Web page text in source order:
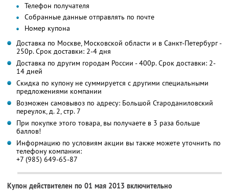
Телефон получателя
Собранные данные отправлять по почте
Номер купона
Доставка по Москве, Московской области и в Санкт-Петербург -
250р. Срок доставки: 2-4 дня
Доставка по другим городам России - 400р. Срок доставки: 2-
14 дней
Скидка по купону не суммируется с другими специальными
предложениями компании
Возможен самовывоз по адресу: Большой Староданиловский
переулок, д. 2, стр. 7
При покупке этого товара, вы получаете в 3 раза больше
баллов!
Информацию по условиям акции вы также можете уточнить по
телефону компании:
+7 (985) 649-65-87
Купон действителен по 01 мая 2013 включительно